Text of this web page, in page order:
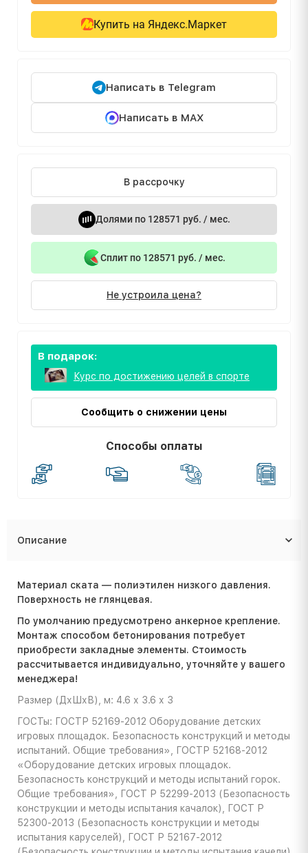
Купить на Яндекс.Маркет
Написать в Telegram
Написать в MAX
В рассрочку
Долями по 128571 руб. / мес.
Сплит по 128571 руб. / мес.
Не устроила цена?
В подарок:
Курс по достижению целей в спорте
Сообщить о снижении цены
Способы оплаты
Описание
Материал ската — полиэтилен низкого давления.
Поверхность не глянцевая.
По умолчанию предусмотрено анкерное крепление.
Монтаж способом бетонирования потребует
приобрести закладные элементы. Стоимость
расcчитывается индивидуально, уточняйте у вашего
менеджера!
Размер (ДхШхВ), м: 4.6 х 3.6 х 3
ГОСТы: ГОСТР 52169-2012 Оборудование детских
игровых площадок. Безопасность конструкций и методы
испытаний. Общие требования», ГОСТР 52168-2012
«Оборудование детских игровых площадок.
Безопасность конструкций и методы испытаний горок.
Общие требования», ГОСТ Р 52299-2013 (Безопасность
конструкции и методы испытания качалок), ГОСТ Р
52300-2013 (Безопасность конструкции и методы
испытания каруселей), ГОСТ Р 52167-2012